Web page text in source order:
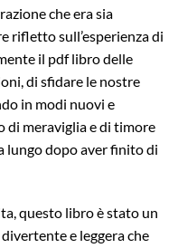
che era sia
rifletto sull’esperienza di
il pdf libro delle
di sfidare le nostre
in modi nuovi e
di meraviglia e di timore
lungo dopo aver finito di
questo libro è stato un
e leggera che